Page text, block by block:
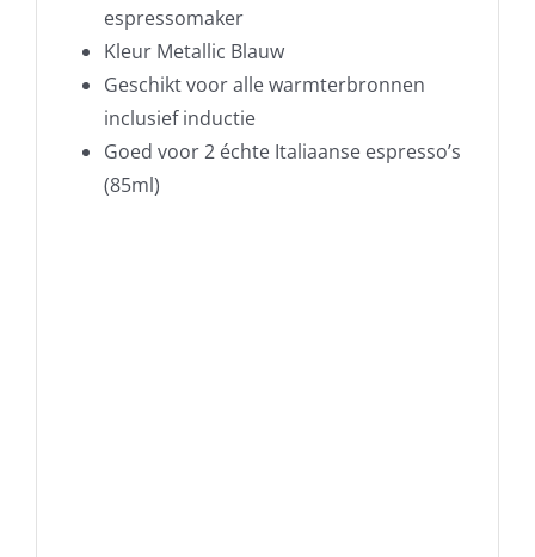
espressomaker
Kleur Metallic Blauw
Geschikt voor alle warmterbronnen
inclusief inductie
Goed voor 2 échte Italiaanse espresso’s
(85ml)